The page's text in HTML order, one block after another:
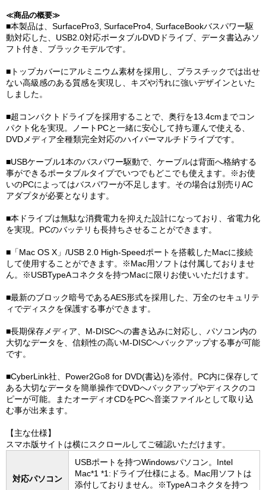
≪商品の概要≫
■本製品は、SurfacePro3, SurfacePro4, SurfaceBookバスパワー駆
動対応した、USB2.0対応ポータブルDVDドライブ、データ書込みソ
フト付き、ブラックモデルです。
■トップカバーにアルミニウム素材を採用し、プラスチックでは出せ
ない高級感のある質感を実現し、キズや汚れに強いデザインといた
しました。
■超コンパクトドライブを採用することで、奥行を13.4cmまでコン
パクト化を実現。ノートPCと一緒に安心して持ち運んで使える、
DVDメディア全種類完全対応のハイパーマルチドライブです。
■USBケーブル1本のバスパワー駆動で、ケーブルは背面へ格納する
事ができるポータブルタイプでいつでもどこでも使えます。※お使
いのPCによってはバスパワーが不足します。その場合は別売りAC
アダプタが必要となります。
■本ドライブは無駄な消費電力を抑えた設計になっており、省電力化
を実現。PCのバッテリも長持ちさせることができます。
■「Mac OS X」/USB 2.0 High-Speedポートを搭載したMacに接続
して使用することができます。※Mac用ソフトは付属しておりませ
ん。※USBTypeAコネクタを持つMacに限りお使いいただけます。
■最新のブロック暗号であるAES形式を採用した、万全のセキュリテ
ィでディスクを保護する事ができます。
■長期保存メディア、M-DISCへの書き込みに対応し、パソコン内の
大切なデータを、信頼性の高いM-DISCへバックアップする事が可能
です。
■CyberLink社、Power2Go8 for DVD(書込)を添付。PC内に保存して
ある大切なデータを簡単操作でDVDへバックアップやディスクのコ
ピーが可能。またオーディオCDをPCへ音楽ファイルとして取り込
む事が出来ます。
【主な仕様】
スマホ版サイトは横にスクロールしてご確認いただけます。
対応パソコン
USBポートを持つWindowsパソコン。Intel
Mac*1 *1:ドライブ仕様による。Mac用ソフトは
添付しておりません。※TypeAコネクタを持つ